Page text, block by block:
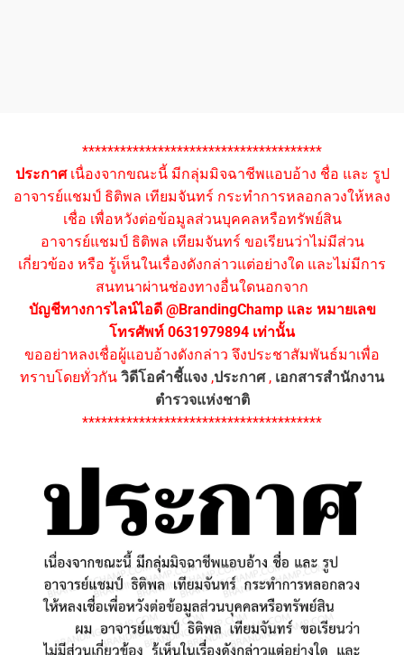
**************************************
ประกาศเนื่องจากขณะนี้ มีกลุ่มมิจฉาชีพแอบอ้าง ชื่อ และ รูป
อาจารย์แชมป์ ธิติพล เทียมจันทร์ กระทำการหลอกลวงให้หลง
เชื่อ เพื่อหวังต่อข้อมูลส่วนบุคคลหรือทรัพย์สิน
อาจารย์แชมป์ ธิติพล เทียมจันทร์ ขอเรียนว่าไม่มีส่วน
เกี่ยวข้อง หรือ รู้เห็นในเรื่องดังกล่าวแต่อย่างใด และไม่มีการ
สนทนาผ่านช่องทางอื่นใดนอกจาก
บัญชีทางการไลน์ไอดี @BrandingChamp และ หมายเลข
โทรศัพท์ 0631979894 เท่านั้น
ขออย่าหลงเชื่อผู้แอบอ้างดังกล่าว จึงประชาสัมพันธ์มาเพื่อ
ทราบโดยทั่วกัน วิดีโอคำชี้แจง ,ประกาศ, เอกสารสำนักงาน
ตำรวจแห่งชาติ
**************************************